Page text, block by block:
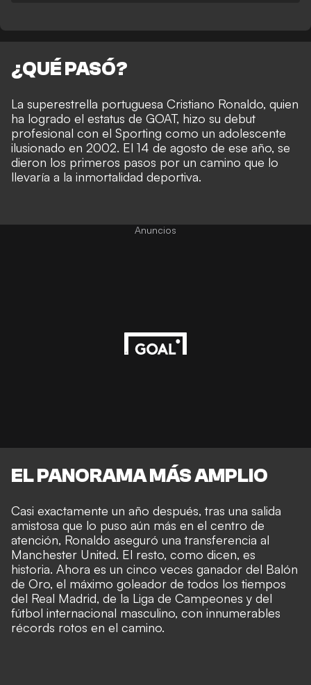
¿QUÉ PASÓ?
La superestrella portuguesa Cristiano Ronaldo, quien
ha logrado el estatus de GOAT, hizo su debut
profesional con el Sporting como un adolescente
ilusionado en 2002. El 14 de agosto de ese año, se
dieron los primeros pasos por un camino que lo
llevaría a la inmortalidad deportiva.
Anuncios
EL PANORAMA MÁS AMPLIO
Casi exactamente un año después, tras una salida
amistosa que lo puso aún más en el centro de
atención, Ronaldo aseguró una transferencia al
Manchester United. El resto, como dicen, es
historia. Ahora es un cinco veces ganador del Balón
de Oro, el máximo goleador de todos los tiempos
del Real Madrid, de la Liga de Campeones y del
fútbol internacional masculino, con innumerables
récords rotos en el camino.